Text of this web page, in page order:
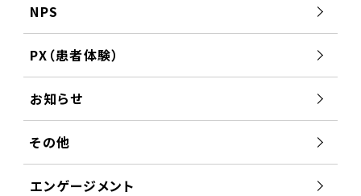
NPS
PX（患者体験）
お知らせ
その他
エンゲージメント